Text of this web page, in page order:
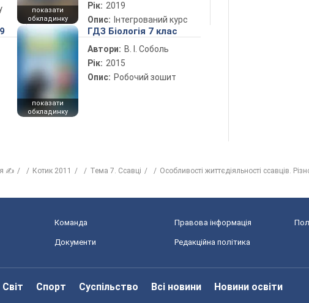
показати
обкладинку
Рік: 2019
Опис: Інтегрований курс
показати
обкладинку
ГДЗ Біологія 7 клас
Автори: В. І. Соболь
Рік: 2015
Опис: Робочий зошит
✍ Котик 2011 Тема 7. Ссавці
Особливості життєдіяльності ссавців.
Команда Правова інформація
Документи Редакційна політика
Світ Спорт Суспільство Всі новини Новини освіти